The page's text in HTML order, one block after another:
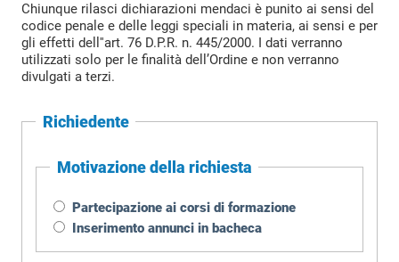
Chiunque rilasci dichiarazioni mendaci è punito ai sensi del
codice penale e delle leggi speciali in materia, ai sensi e per
gli effetti dell''art. 76 D.P.R. n. 445/2000. I dati verranno
utilizzati solo per le finalità dell’Ordine e non verranno
divulgati a terzi.
Richiedente
Motivazione della richiesta
Partecipazione ai corsi di formazione
Inserimento annunci in bacheca